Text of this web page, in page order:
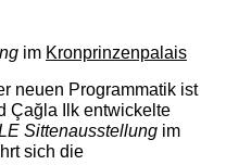
im Kronprinzenpalais
neuen Programmatik ist
Çağla Ilk entwickelte
Sittenausstellungim
sich die